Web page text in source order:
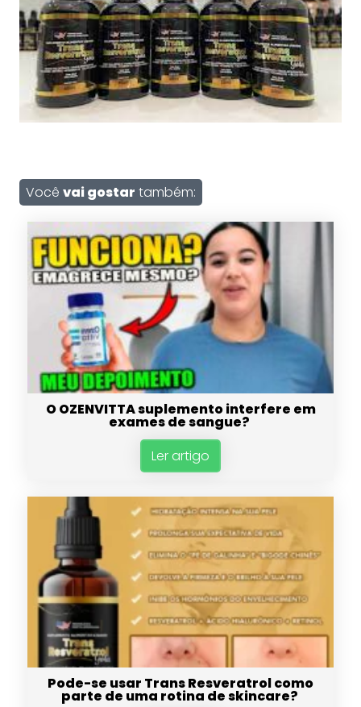
Você vai gostar também:
O OZENVITTA suplemento interfere em
exames de sangue?
Ler artigo
Pode-se usar Trans Resveratrol como
parte de uma rotina de skincare?